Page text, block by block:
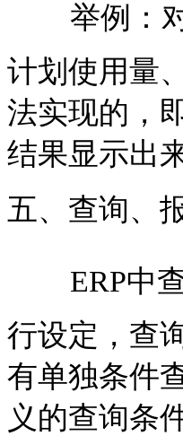
举例：
计划使用量
法实现的，
结果显示出来
五、查询、
ERP中
行设定，查
有单独条件
义的查询条